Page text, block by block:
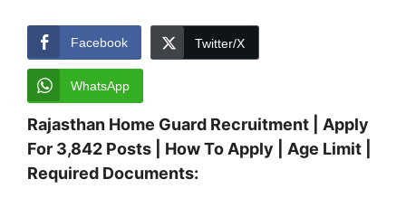
Facebook Twitter/X
WhatsApp
Rajasthan Home Guard Recruitment | Apply
For 3,842 Posts | How To Apply | Age Limit |
Required Documents: